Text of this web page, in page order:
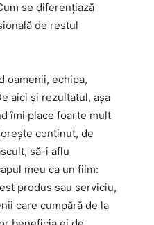
se diferențiază
de restul
oamenii, echipa,
aici și rezultatul, așa
îmi place foarte mult
conținut, de
să-i aflu
meu ca un film:
produs sau serviciu,
care cumpără de la